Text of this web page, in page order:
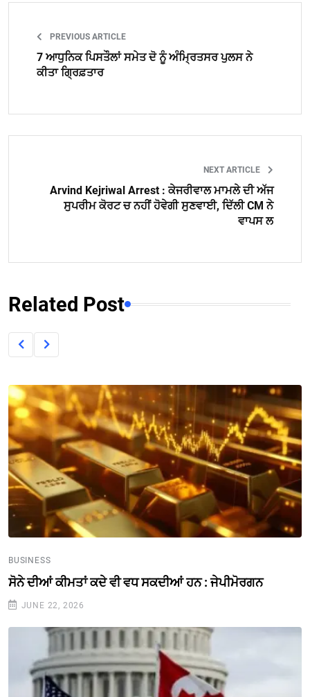
PREVIOUS ARTICLE
7 ਆਧੁਨਿਕ ਪਿਸਤੌਲਾਂ ਸਮੇਤ ਦੋ ਨੂੰ ਅੰਮ੍ਰਿਤਸਰ ਪੁਲਸ ਨੇ
ਕੀਤਾ ਗ੍ਰਿਫ਼ਤਾਰ
NEXT ARTICLE
Arvind Kejriwal Arrest : ਕੇਜਰੀਵਾਲ ਮਾਮਲੇ ਦੀ ਅੱਜ
ਸੁਪਰੀਮ ਕੋਰਟ ਚ ਨਹੀਂ ਹੋਵੇਗੀ ਸੁਣਵਾਈ, ਦਿੱਲੀ CM ਨੇ
ਵਾਪਸ ਲ
Related Post
BUSINESS
ਸੋਨੇ ਦੀਆਂ ਕੀਮਤਾਂ ਕਦੇ ਵੀ ਵਧ ਸਕਦੀਆਂ ਹਨ : ਜੇਪੀਮੋਰਗਨ
JUNE 22, 2026